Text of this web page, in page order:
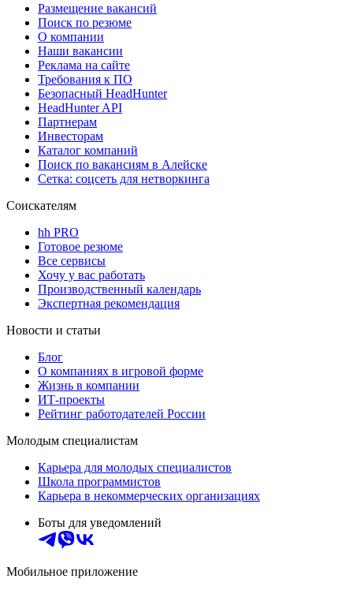
Размещение вакансий
Поиск по резюме
О компании
Наши вакансии
Реклама на сайте
Требования к ПО
Безопасный HeadHunter
HeadHunter API
Партнерам
Инвесторам
Каталог компаний
Поиск по вакансиям в Алейске
Сетка: соцсеть для нетворкинга
Соискателям
hh PRO
Готовое резюме
Все сервисы
Хочу у вас работать
Производственный календарь
Экспертная рекомендация
Новости и статьи
Блог
О компаниях в игровой форме
Жизнь в компании
ИТ-проекты
Рейтинг работодателей России
Молодым специалистам
Карьера для молодых специалистов
Школа программистов
Карьера в некоммерческих организациях
Боты для уведомлений
Мобильное приложение